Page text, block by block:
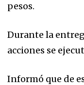
pesos.
Durante la
acciones se
Informó que de